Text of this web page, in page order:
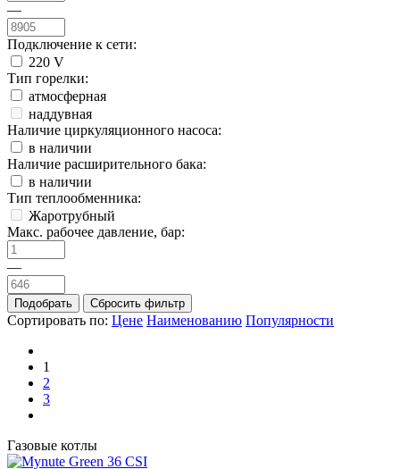
—
Подключение к сети:
220 V
Тип горелки:
атмосферная
наддувная
Наличие циркуляционного насоса:
в наличии
Наличие расширительного бака:
в наличии
Тип теплообменника:
Жаротрубный
Макс. рабочее давление, бар:
—
Сортировать по: Цене Наименованию Популярности
1
2
3
Газовые котлы